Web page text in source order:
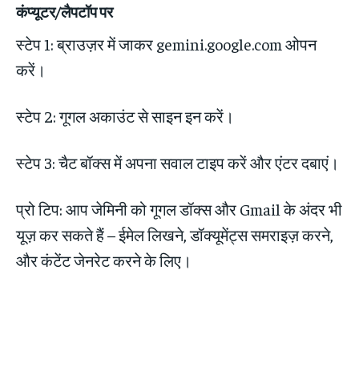
कंप्यूटर/लैपटॉप पर
स्टेप 1: ब्राउज़र में जाकर gemini.google.com ओपन
करें।
स्टेप 2: गूगल अकाउंट से साइन इन करें।
स्टेप 3: चैट बॉक्स में अपना सवाल टाइप करें और एंटर दबाएं।
प्रो टिप: आप जेमिनी को गूगल डॉक्स और Gmail के अंदर भी
यूज़ कर सकते हैं – ईमेल लिखने, डॉक्यूमेंट्स समराइज़ करने,
और कंटेंट जेनरेट करने के लिए।